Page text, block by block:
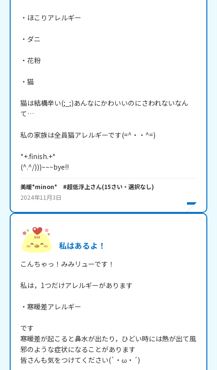
・ほこりアレルギー
・ダニ
・花粉
・猫
猫は結構辛い(;_;)あんなにかわいいのにさわれないなん
て…
私の家族は全員猫アレルギーです(=^・・^=)
*+.finish.+*
(^.^/)))~~~bye!!
美暖*minon* #超低浮上さん(15さい・ 選択なし)
2024年11月3日
私はあるよ！
こんちゃっ！みみリューです！
私は，1つだけアレルギーがあります
・寒暖差アレルギー
です
寒暖差が起こると鼻水が出たり，ひどい時には熱が出て風
邪のような症状になることがあります
皆さんも気をつけてください(`・ω・´)